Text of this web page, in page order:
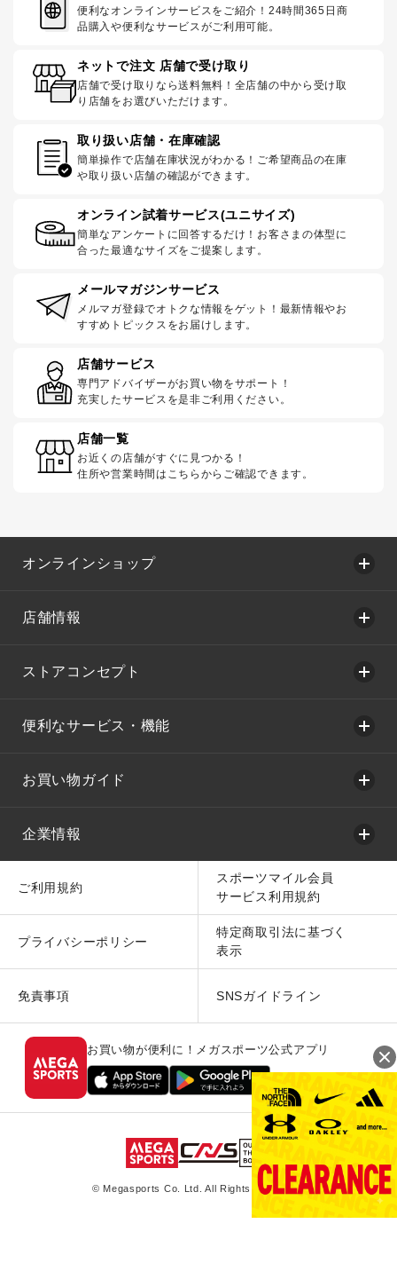
便利なオンラインサービスをご紹介！24時間365日商
品購入や便利なサービスがご利用可能。
ネットで注文 店舗で受け取り
店舗で受け取りなら送料無料！全店舗の中から受け取
り店舗をお選びいただけます。
取り扱い店舗・在庫確認
簡単操作で店舗在庫状況がわかる！ご希望商品の在庫
や取り扱い店舗の確認ができます。
オンライン試着サービス(ユニサイズ)
簡単なアンケートに回答するだけ！お客さまの体型に
合った最適なサイズをご提案します。
メールマガジンサービス
メルマガ登録でオトクな情報をゲット！最新情報やお
すすめトピックスをお届けします。
店舗サービス
専門アドバイザーがお買い物をサポート！
充実したサービスを是非ご利用ください。
店舗一覧
お近くの店舗がすぐに見つかる！
住所や営業時間はこちらからご確認できます。
オンラインショップ
店舗情報
ストアコンセプト
便利なサービス・機能
お買い物ガイド
企業情報
ご利用規約
スポーツマイル会員
サービス利用規約
プライバシーポリシー
特定商取引法に基づく
表示
免責事項 SNSガイドライン
お買い物が便利に！メガスポーツ公式アプリ
© Megasports Co. Ltd. All Rights Reserved.